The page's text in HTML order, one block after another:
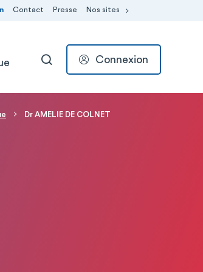
Contact Presse Nos sites
RECHERCHER
Connexion
Dr AMELIE DE COLNET